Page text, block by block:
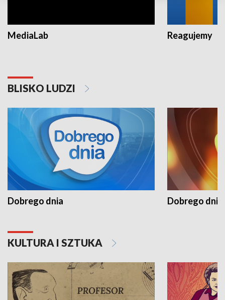
MediaLab Reagujemy
BLISKO LUDZI
Dobrego dnia Dobrego dnia
KULTURA I SZTUKA